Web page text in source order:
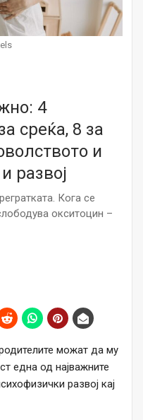
4
среќа, 8 за
и
развој
Кога се
окситоцин –
можат да му
една од најважните
развој кај